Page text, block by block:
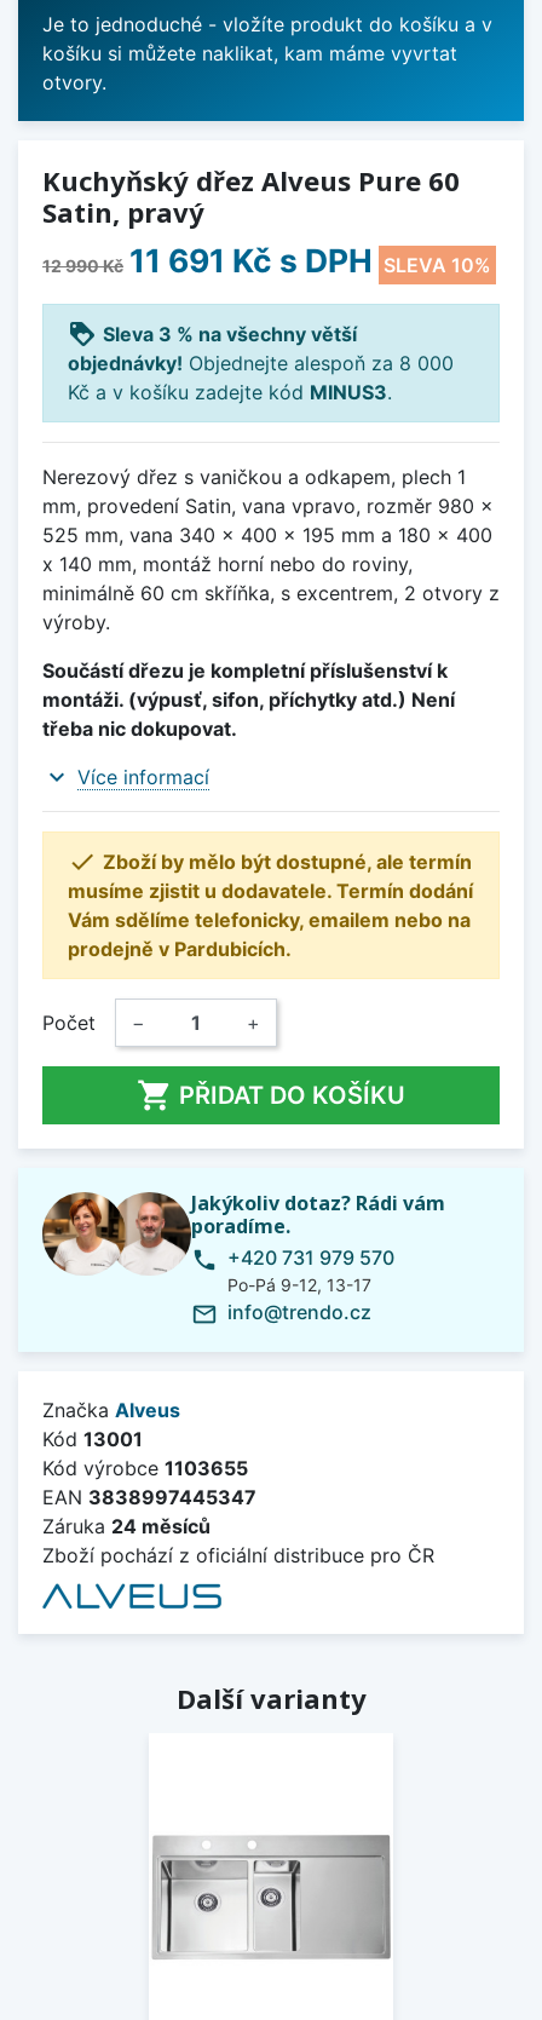
Je to jednoduché - vložíte produkt do košíku a v
košíku si můžete naklikat, kam máme vyvrtat
otvory.
Kuchyňský dřez Alveus Pure 60
Satin, pravý
12 990 Kč 11 691 Kč s DPH SLEVA 10%
loyalty Sleva 3 % na všechny větší
objednávky! Objednejte alespoň za 8 000
Kč a v košíku zadejte kód MINUS3.
Nerezový dřez s vaničkou a odkapem, plech 1
mm, provedení Satin, vana vpravo, rozměr 980 x
525 mm, vana 340 x 400 x 195 mm a 180 x 400
x 140 mm, montáž horní nebo do roviny,
minimálně 60 cm skříňka, s excentrem, 2 otvory z
výroby.
Součástí dřezu je kompletní příslušenství k
montáži. (výpusť, sifon, příchytky atd.) Není
třeba nic dokupovat.
expand_more Více informací
 Zboží by mělo být dostupné, ale termín
musíme zjistit u dodavatele. Termín dodání
Vám sdělíme telefonicky, emailem nebo na
prodejně v Pardubicích.
Počet − +
 PŘIDAT DO KOŠÍKU
Jakýkoliv dotaz? Rádi vám
poradíme.
phone +420 731 979 570
Po-Pá 9-12, 13-17
mail_outline info@trendo.cz
Značka Alveus
Kód 13001
Kód výrobce 1103655
EAN 3838997445347
Záruka 24 měsíců
Zboží pochází z oficiální distribuce pro ČR
Další varianty